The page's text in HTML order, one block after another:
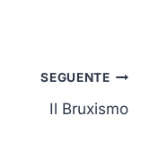
SEGUENTE
Il Bruxismo